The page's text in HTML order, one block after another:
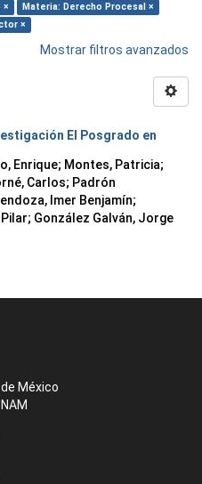
×
Materia: Derecho Procesal ×
×
Mostrar filtros avanzados
El Posgrado en
Enrique; Montes, Patricia;
Carlos; Padrón
Imer Benjamín;
; González Galván, Jorge
México